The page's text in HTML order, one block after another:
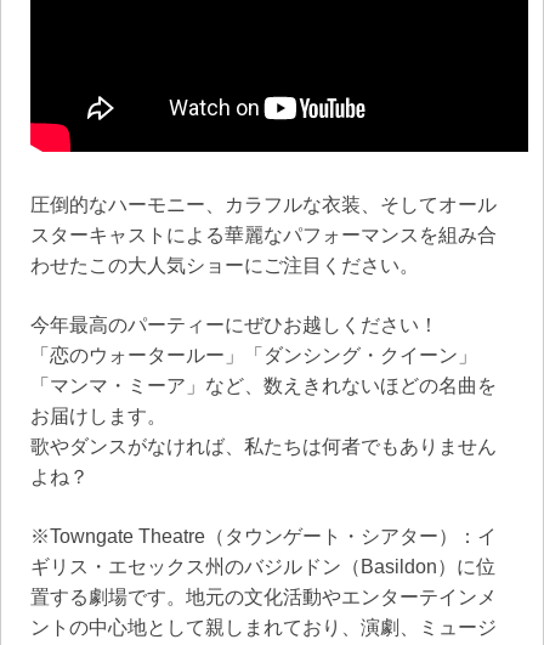
圧倒的なハーモニー、カラフルな衣装、そしてオール
スターキャストによる華麗なパフォーマンスを組み合
わせたこの大人気ショーにご注目ください。
今年最高のパーティーにぜひお越しください！
「恋のウォータールー」「ダンシング・クイーン」
「マンマ・ミーア」など、数えきれないほどの名曲を
お届けします。
歌やダンスがなければ、私たちは何者でもありません
よね？
※Towngate Theatre（タウンゲート・シアター）：イ
ギリス・エセックス州のバジルドン（Basildon）に位
置する劇場です。地元の文化活動やエンターテインメ
ントの中心地として親しまれており、演劇、ミュージ